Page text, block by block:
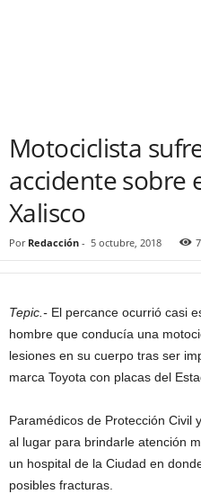
Motociclista
accidente sobre
Xalisco
Por Redacción - 5 octubre, 2018
Tepic.- El percance ocurrió casi
hombre que conducía una
lesiones en su cuerpo tras ser
marca Toyota con placas del
Paramédicos de Protección Civil
al lugar para brindarle atención
un hospital de la Ciudad en
posibles fracturas.